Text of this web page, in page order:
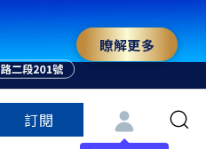
瞭解更多
訂閱
特色頻道